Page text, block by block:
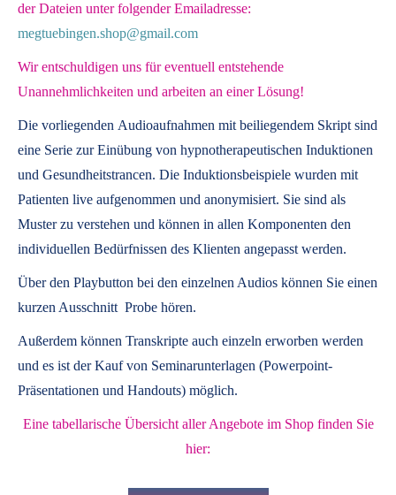
der Dateien unter folgender Emailadresse:
megtuebingen.shop@gmail.com
Wir entschuldigen uns für eventuell entstehende
Unannehmlichkeiten und arbeiten an einer Lösung!
Die vorliegenden Audioaufnahmen mit beiliegendem Skript sind
eine Serie zur Einübung von hypnotherapeutischen Induktionen
und Gesundheitstrancen. Die Induktionsbeispiele wurden mit
Patienten live aufgenommen und anonymisiert. Sie sind als
Muster zu verstehen und können in allen Komponenten den
individuellen Bedürfnissen des Klienten angepasst werden.
Über den Playbutton bei den einzelnen Audios können Sie einen
kurzen Ausschnitt Probe hören.
Außerdem können Transkripte auch einzeln erworben werden
und es ist der Kauf von Seminarunterlagen (Powerpoint-
Präsentationen und Handouts) möglich.
Eine tabellarische Übersicht aller Angebote im Shop finden Sie
hier: